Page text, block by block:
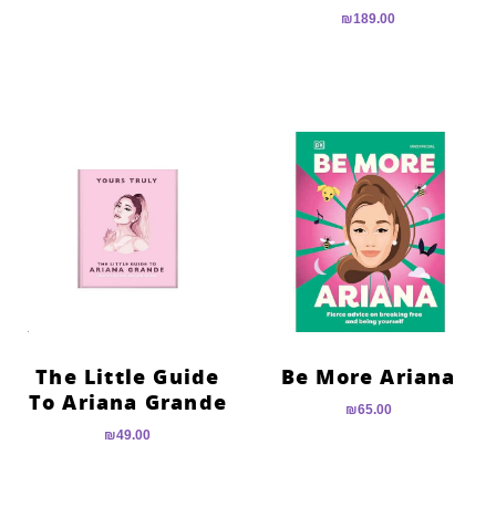
₪189.00
Be More Ariana
₪65.00
The Little Guide
To Ariana Grande
₪49.00